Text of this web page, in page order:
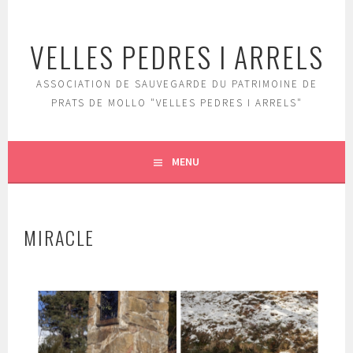
contenu
principal
VELLES PEDRES I ARRELS
ASSOCIATION DE SAUVEGARDE DU PATRIMOINE DE
PRATS DE MOLLO "VELLES PEDRES I ARRELS"
MENU
MIRACLE